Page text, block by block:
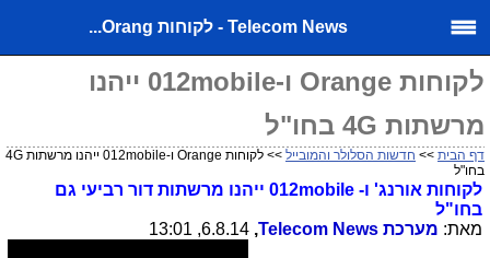
Telecom News - לקוחות Orang...
לקוחות Orange ו-012mobile ייהנו
מרשתות 4G בחו"ל
דף הבית >> חדשות הסלולר והמובייל
>> לקוחות Orange ו-012mobile ייהנו מרשתות 4G
בחו"ל
לקוחות אורנג' ו- 012mobile ייהנו מרשתות דור רביעי גם
בחו"ל
מאת: מערכת Telecom News
,